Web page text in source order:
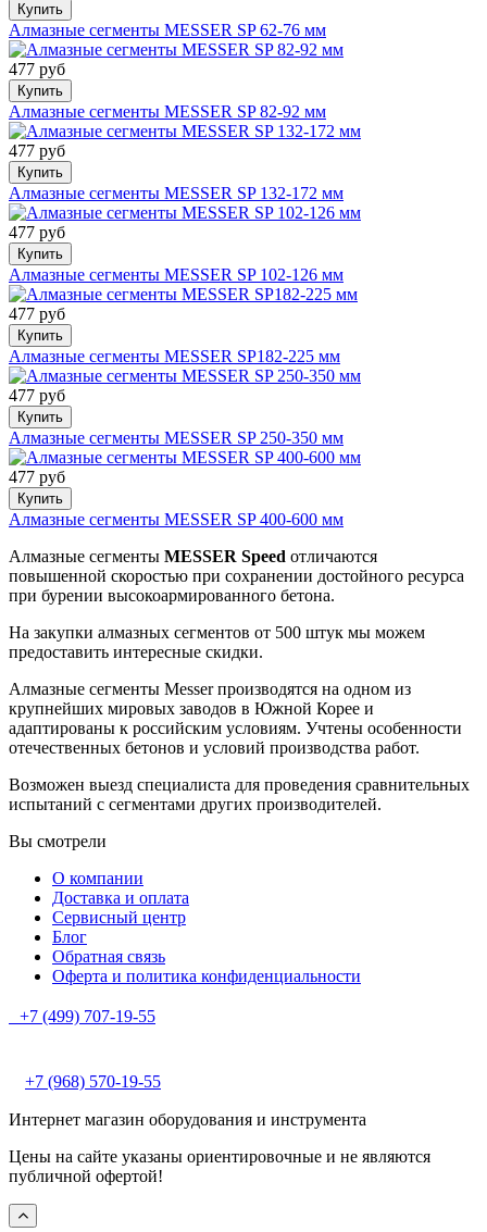
Купить
Алмазные сегменты MESSER SP 62-76 мм
477 руб
Купить
Алмазные сегменты MESSER SP 82-92 мм
477 руб
Купить
Алмазные сегменты MESSER SP 132-172 мм
477 руб
Купить
Алмазные сегменты MESSER SP 102-126 мм
477 руб
Купить
Алмазные сегменты MESSER SP182-225 мм
477 руб
Купить
Алмазные сегменты MESSER SP 250-350 мм
477 руб
Купить
Алмазные сегменты MESSER SP 400-600 мм
Алмазные сегменты MESSER Speed отличаются
повышенной скоростью при сохранении достойного ресурса
при бурении высокоармированного бетона.
На закупки алмазных сегментов от 500 штук мы можем
предоставить интересные скидки.
Алмазные сегменты Messer производятся на одном из
крупнейших мировых заводов в Южной Корее и
адаптированы к российским условиям. Учтены особенности
отечественных бетонов и условий производства работ.
Возможен выезд специалиста для проведения сравнительных
испытаний с сегментами других производителей.
Вы смотрели
О компании
Доставка и оплата
Сервисный центр
Блог
Обратная связь
Оферта и политика конфиденциальности
+7 (499) 707-19-55
+7 (968) 570-19-55
Интернет магазин оборудования и инструмента
Цены на сайте указаны ориентировочные и не являются
публичной офертой!